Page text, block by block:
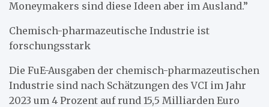
Moneymakers sind diese Ideen aber im Ausland.”
Chemisch-pharmazeutische Industrie ist
forschungsstark
Die FuE-Ausgaben der chemisch-pharmazeutischen
Industrie sind nach Schätzungen des VCI im Jahr
2023 um 4 Prozent auf rund 15,5 Milliarden Euro